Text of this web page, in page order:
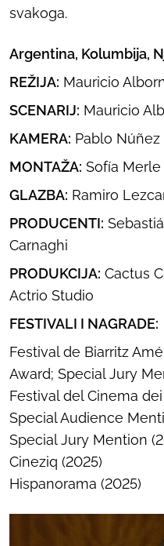
svakoga.
Argentina, Kolumbija,
REŽIJA: Mauricio
SCENARIJ: Mauricio
KAMERA: Pablo Núñez
MONTAŽA: Sofía Merle
GLAZBA: Ramiro
PRODUCENTI:
Carnaghi
PRODUKCIJA: Cactus
Actrio Studio
FESTIVALI I NAGRADE:
Festival de Biarritz
Award; Special Jury
Festival del Cinema
Special Audience
Special Jury Mention
Cineziq (2025)
Hispanorama (2025)